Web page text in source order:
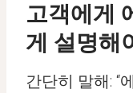
고객에게
게 설명해
간단히 말해: “